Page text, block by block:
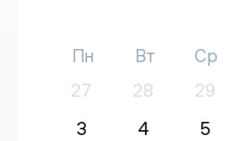
Пн Вт Ср
27
28 29
3
4 5